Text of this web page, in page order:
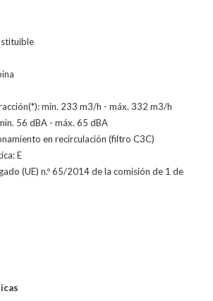
min. 233 m3/h - máx. 332 m3/h
56 dBA - máx. 65 dBA
en recirculación (filtro C3C)
E
(UE) n.º 65/2014 de la comisión de 1 de